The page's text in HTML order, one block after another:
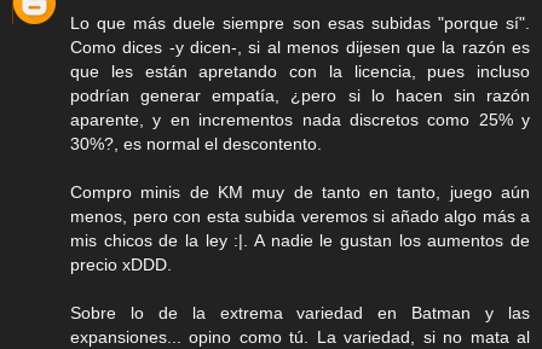
Lo que más duele siempre son esas subidas "porque sí".
Como dices -y dicen-, si al menos dijesen que la razón es
que les están apretando con la licencia, pues incluso
podrían generar empatía, ¿pero si lo hacen sin razón
aparente, y en incrementos nada discretos como 25% y
30%?, es normal el descontento.
Compro minis de KM muy de tanto en tanto, juego aún
menos, pero con esta subida veremos si añado algo más a
mis chicos de la ley :|. A nadie le gustan los aumentos de
precio xDDD.
Sobre lo de la extrema variedad en Batman y las
expansiones... opino como tú. La variedad, si no mata al